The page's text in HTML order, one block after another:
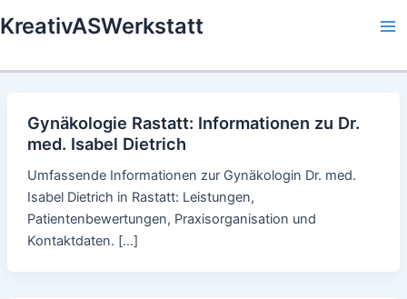
to
KreativASWerkstatt
Gynäkologie Rastatt: Informationen zu Dr.
med. Isabel Dietrich
Umfassende Informationen zur Gynäkologin Dr. med.
Isabel Dietrich in Rastatt: Leistungen,
Patientenbewertungen, Praxisorganisation und
Kontaktdaten. […]